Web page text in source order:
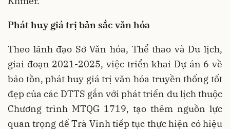
Phát huy giá trị bản sắc văn hóa
Theo lãnh đạo Sở Văn hóa, Thể thao và Du lịch,
giai đoạn 2021-2025, việc triển khai Dự án 6 về
bảo tồn, phát huy giá trị văn hóa truyền thống tốt
đẹp của các DTTS gắn với phát triển du lịch thuộc
Chương trình MTQG 1719, tạo thêm nguồn lực
quan trọng để Trà Vinh tiếp tục thực hiện có hiệu